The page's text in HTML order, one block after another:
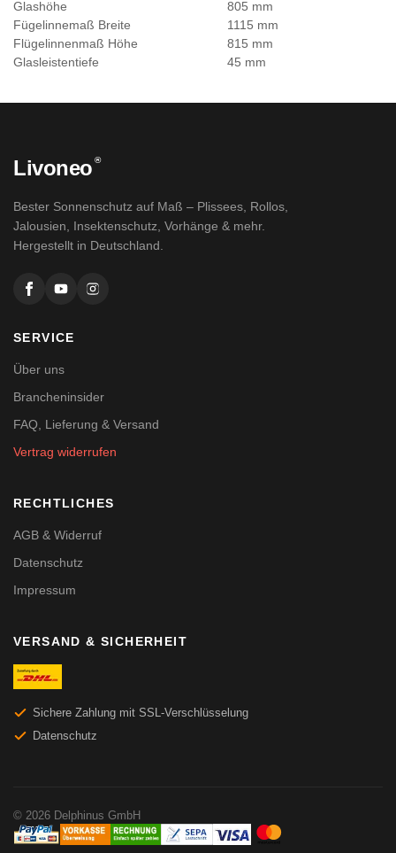
Glashöhe
805 mm
Fügelinnemaß Breite
1115 mm
Flügelinnenmaß Höhe
815 mm
Glasleistentiefe
45 mm
Livoneo ®
Bester Sonnenschutz auf Maß – Plissees, Rollos,
Jalousien, Insektenschutz, Vorhänge & mehr.
Hergestellt in Deutschland.
SERVICE
Über uns
Brancheninsider
FAQ, Lieferung & Versand
Vertrag widerrufen
RECHTLICHES
AGB & Widerruf
Datenschutz
Impressum
VERSAND & SICHERHEIT
Sichere Zahlung mit SSL-Verschlüsselung
Datenschutz
© 2026 Delphinus GmbH